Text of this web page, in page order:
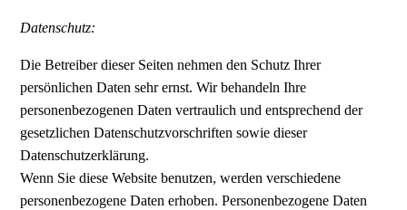
Datenschutz:
Die Betreiber dieser Seiten nehmen den Schutz Ihrer
persönlichen Daten sehr ernst. Wir behandeln Ihre
personenbezogenen Daten vertraulich und entsprechend der
gesetzlichen Datenschutzvorschriften sowie dieser
Datenschutzerklärung.
Wenn Sie diese Website benutzen, werden verschiedene
personenbezogene Daten erhoben. Personenbezogene Daten